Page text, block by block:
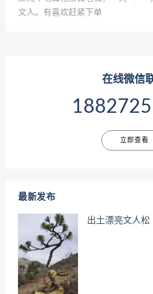
文人。有喜欢赶紧下单
在线微信
立即查看
最新发布
出土漂亮文人松